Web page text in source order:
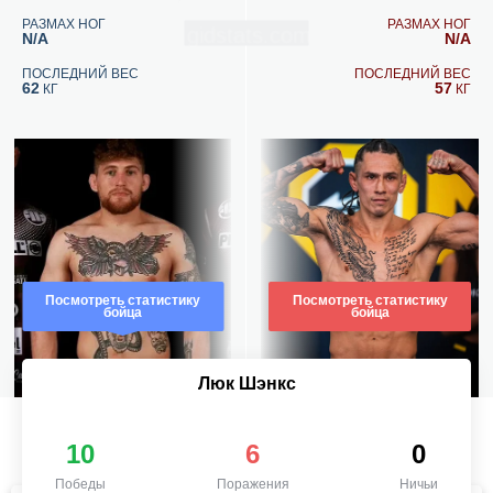
РАЗМАХ НОГ
N/A
ПОСЛЕДНИЙ ВЕС
62 КГ
Посмотреть статистику
бойца
РАЗМАХ НОГ
N/A
ПОСЛЕДНИЙ ВЕС
57 КГ
Посмотреть статистику
бойца
Люк Шэнкс
10
Победы
6
Поражения
0
Ничьи